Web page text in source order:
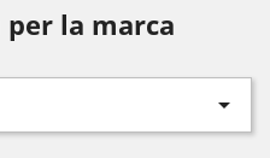
la marca
